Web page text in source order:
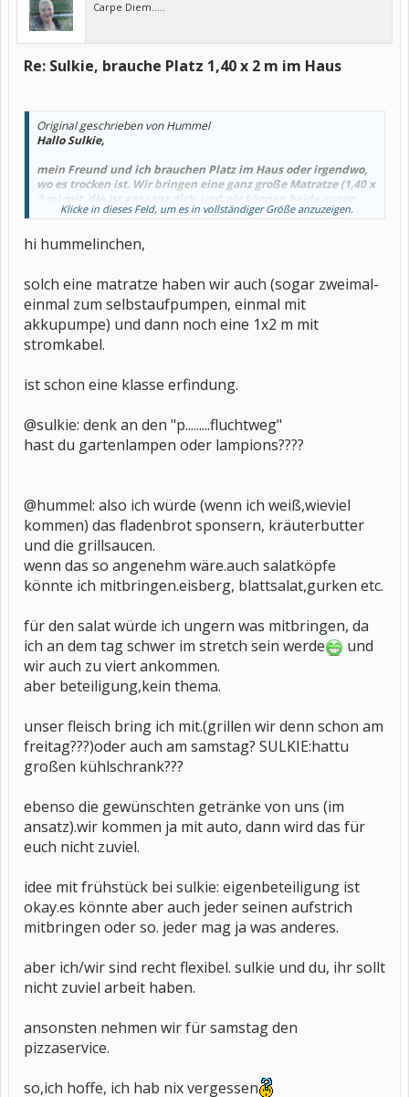
Carpe Diem.....
Re: Sulkie, brauche Platz 1,40 x 2 m im Haus
Original geschrieben von Hummel
Hallo Sulkie,
mein Freund und ich brauchen Platz im Haus oder irgendwo,
wo es trocken ist. Wir bringen eine ganz große Matratze (1,40 x
2 m) mit, die ist gaaaanz dick, und wir können beide super
drauf schlafen. Ach ja, ne Steckdose sollte auch in der Nähe
Hummelinchen
Klicke in dieses Feld, um es in vollständiger Größe anzuzeigen.
hi hummelinchen,
solch eine matratze haben wir auch (sogar zweimal-
einmal zum selbstaufpumpen, einmal mit
akkupumpe) und dann noch eine 1x2 m mit
stromkabel.
ist schon eine klasse erfindung.
@sulkie: denk an den "p.........fluchtweg"
hast du gartenlampen oder lampions????
@hummel: also ich würde (wenn ich weiß,wieviel
kommen) das fladenbrot sponsern, kräuterbutter
und die grillsaucen.
wenn das so angenehm wäre.auch salatköpfe
könnte ich mitbringen.eisberg, blattsalat,gurken etc.
für den salat würde ich ungern was mitbringen, da
ich an dem tag schwer im stretch sein werde
und
wir auch zu viert ankommen.
aber beteiligung,kein thema.
unser fleisch bring ich mit.(grillen wir denn schon am
freitag???)oder auch am samstag? SULKIE:hattu
großen kühlschrank???
ebenso die gewünschten getränke von uns (im
ansatz).wir kommen ja mit auto, dann wird das für
euch nicht zuviel.
idee mit frühstück bei sulkie: eigenbeteiligung ist
okay.es könnte aber auch jeder seinen aufstrich
mitbringen oder so. jeder mag ja was anderes.
aber ich/wir sind recht flexibel. sulkie und du, ihr sollt
nicht zuviel arbeit haben.
ansonsten nehmen wir für samstag den
pizzaservice.
so,ich hoffe, ich hab nix vergessen